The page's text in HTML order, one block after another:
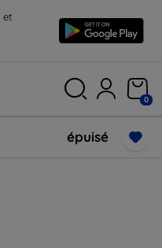
et
0
épuisé